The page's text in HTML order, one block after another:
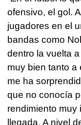
ofensivo, el gol.
jugadores en el
bandas como
dentro la vuelta
muy bien tanto a
me ha
que no conocía
rendimiento muy
llegada. A nivel